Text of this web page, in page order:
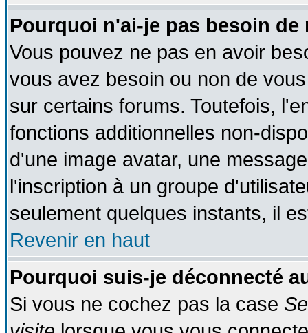
Pourquoi n'ai-je pas besoin de
Vous pouvez ne pas en avoir
vous avez besoin ou non de
sur certains forums. Toutefois,
fonctions additionnelles non-
d'une image avatar, une
l'inscription à un groupe
seulement quelques instants, il
Revenir en haut
Pourquoi suis-je déconnecté
Si vous ne cochez pas la case